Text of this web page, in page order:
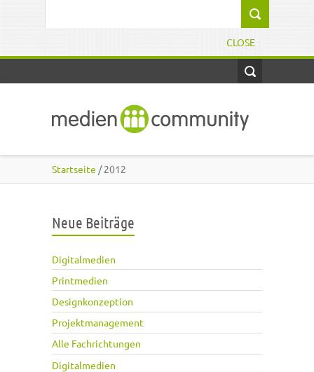
CLOSE
Startseite / 2012
Neue Beiträge
Digitalmedien
Printmedien
Designkonzeption
Projektmanagement
Alle Fachrichtungen
Digitalmedien